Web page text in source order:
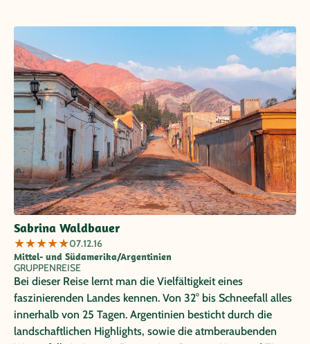
Sabrina Waldbauer
★★★★★07.12.16
Mittel- und Südamerika/Argentinien
GRUPPENREISE
Bei dieser Reise lernt man die Vielfältigkeit eines
faszinierenden Landes kennen. Von 32° bis Schneefall alles
innerhalb von 25 Tagen. Argentinien besticht durch die
landschaftlichen Highlights, sowie die atmberaubenden